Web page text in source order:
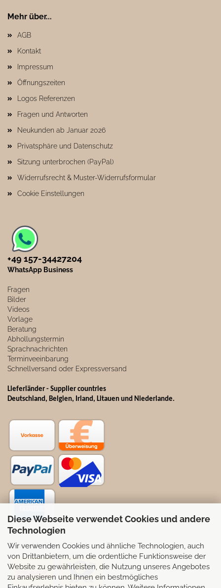
Diese Webseite verwendet Cookies und andere
Technologien
Wir verwenden Cookies und ähnliche Technologien, auch
von Drittanbietern, um die ordentliche Funktionsweise der
Website zu gewährleisten, die Nutzung unseres Angebotes
zu analysieren und Ihnen ein bestmögliches
Mehr über...
AGB
Kontakt
Impressum
Öffnungszeiten
Logos Referenzen
Fragen und Antworten
Neukunden ab Januar 2026
Privatsphäre und Datenschutz
Sitzung unterbrochen (PayPal)
Widerrufsrecht & Muster-Widerrufsformular
Cookie Einstellungen
+49 157-34427204​
WhatsApp Business
Fragen
Bilder
Videos
Vorlage
Beratung
Abhollungstermin
Sprachnachrichten
Terminveeinbarung
Schnellversand oder Expressversand
Lieferländer - Supplier countries
Deutschland, Belgien, Irland, Litauen und Niederlande.
Selbstabhollung möglich